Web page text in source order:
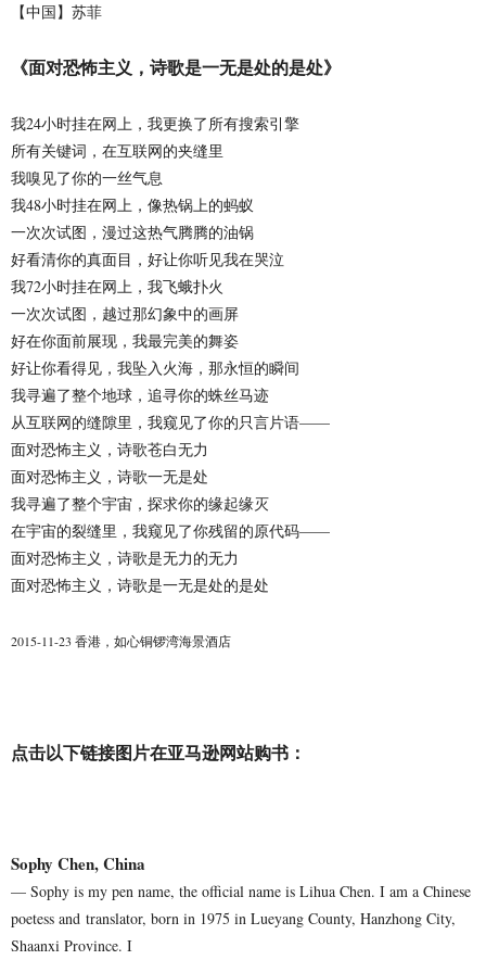
【中国】苏菲
《面对恐怖主义，诗歌是一无是处的是处》
我24小时挂在网上，我更换了所有搜索引擎
所有关键词，在互联网的夹缝里
我嗅见了你的一丝气息
我48小时挂在网上，像热锅上的蚂蚁
一次次试图，漫过这热气腾腾的油锅
好看清你的真面目，好让你听见我在哭泣
我72小时挂在网上，我飞蛾扑火
一次次试图，越过那幻象中的画屏
好在你面前展现，我最完美的舞姿
好让你看得见，我坠入火海，那永恒的瞬间
我寻遍了整个地球，追寻你的蛛丝马迹
从互联网的缝隙里，我窥见了你的只言片语——
面对恐怖主义，诗歌苍白无力
面对恐怖主义，诗歌一无是处
我寻遍了整个宇宙，探求你的缘起缘灭
在宇宙的裂缝里，我窥见了你残留的原代码——
面对恐怖主义，诗歌是无力的无力
面对恐怖主义，诗歌是一无是处的是处
2015-11-23 香港，如心铜锣湾海景酒店
点击以下链接图片在亚马逊网站购书：
Sophy Chen, China
— Sophy is my pen name, the official name is Lihua Chen. I am a Chinese
poetess and translator, born in 1975 in Lueyang County, Hanzhong City,
Shaanxi Province. I